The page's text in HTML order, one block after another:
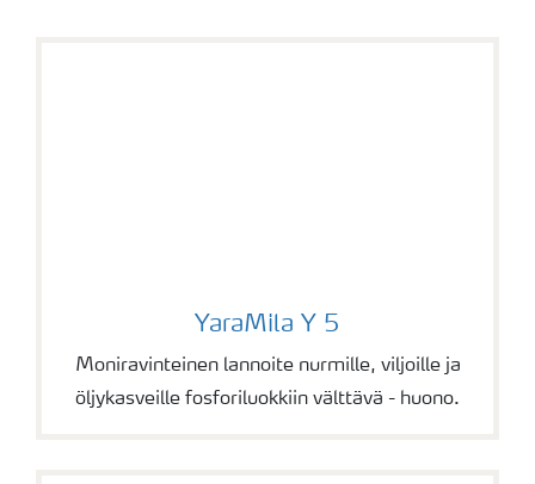
YaraMila Y 5
Moniravinteinen lannoite nurmille, viljoille ja
öljykasveille fosforiluokkiin välttävä - huono.